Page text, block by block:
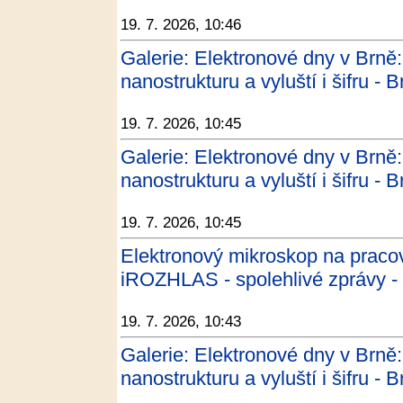
19. 7. 2026, 10:46
Galerie: Elektronové dny v
nanostrukturu a vyluští i šifru -
19. 7. 2026, 10:45
Galerie: Elektronové dny v
nanostrukturu a vyluští i šifru -
19. 7. 2026, 10:45
Elektronový mikroskop na
iROZHLAS - spolehlivé zprávy
19. 7. 2026, 10:43
Galerie: Elektronové dny v
nanostrukturu a vyluští i šifru -